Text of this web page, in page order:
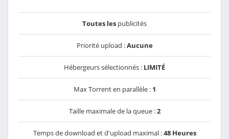
Toutes les publicités
Priorité upload :Aucune
Hébergeurs sélectionnés : LIMITÉ
Max Torrent en parallèle : 1
Taille maximale de la queue :2
Temps de download et d'upload maximal :48 Heures